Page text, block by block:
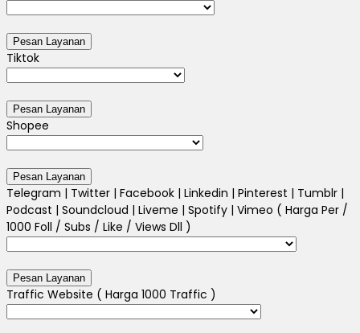
Tiktok
Shopee
Telegram | Twitter | Facebook | Linkedin | Pinterest | Tumblr |
Podcast | Soundcloud | Liveme | Spotify | Vimeo ( Harga Per /
1000 Foll / Subs / Like / Views Dll )
Traffic Website ( Harga 1000 Traffic )